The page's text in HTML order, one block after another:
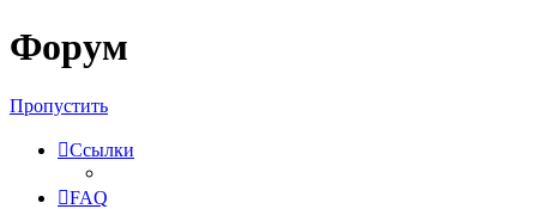
Форум
Пропустить
Ссылки
FAQ